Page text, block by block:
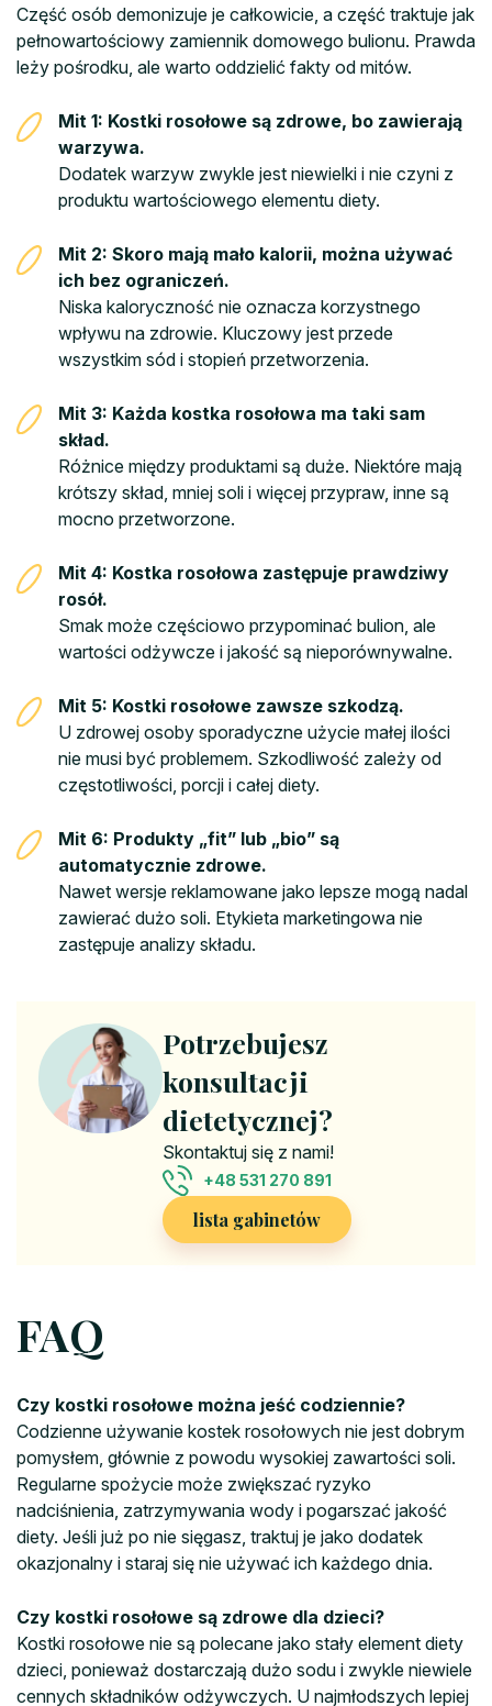
Część osób demonizuje je całkowicie, a część traktuje jak
pełnowartościowy zamiennik domowego bulionu. Prawda
leży pośrodku, ale warto oddzielić fakty od mitów.
Mit 1: Kostki rosołowe są zdrowe, bo zawierają
warzywa.
Dodatek warzyw zwykle jest niewielki i nie czyni z
produktu wartościowego elementu diety.
Mit 2: Skoro mają mało kalorii, można używać
ich bez ograniczeń.
Niska kaloryczność nie oznacza korzystnego
wpływu na zdrowie. Kluczowy jest przede
wszystkim sód i stopień przetworzenia.
Mit 3: Każda kostka rosołowa ma taki sam
skład.
Różnice między produktami są duże. Niektóre mają
krótszy skład, mniej soli i więcej przypraw, inne są
mocno przetworzone.
Mit 4: Kostka rosołowa zastępuje prawdziwy
rosół.
Smak może częściowo przypominać bulion, ale
wartości odżywcze i jakość są nieporównywalne.
Mit 5: Kostki rosołowe zawsze szkodzą.
U zdrowej osoby sporadyczne użycie małej ilości
nie musi być problemem. Szkodliwość zależy od
częstotliwości, porcji i całej diety.
Mit 6: Produkty „fit” lub „bio” są
automatycznie zdrowe.
Nawet wersje reklamowane jako lepsze mogą nadal
zawierać dużo soli. Etykieta marketingowa nie
zastępuje analizy składu.
Potrzebujesz
konsultacji
dietetycznej?
Skontaktuj się z nami!
+48 531 270 891
lista gabinetów
FAQ
Czy kostki rosołowe można jeść codziennie?
Codzienne używanie kostek rosołowych nie jest dobrym
pomysłem, głównie z powodu wysokiej zawartości soli.
Regularne spożycie może zwiększać ryzyko
nadciśnienia, zatrzymywania wody i pogarszać jakość
diety. Jeśli już po nie sięgasz, traktuj je jako dodatek
okazjonalny i staraj się nie używać ich każdego dnia.
Czy kostki rosołowe są zdrowe dla dzieci?
Kostki rosołowe nie są polecane jako stały element diety
dzieci, ponieważ dostarczają dużo sodu i zwykle niewiele
cennych składników odżywczych. U najmłodszych lepiej